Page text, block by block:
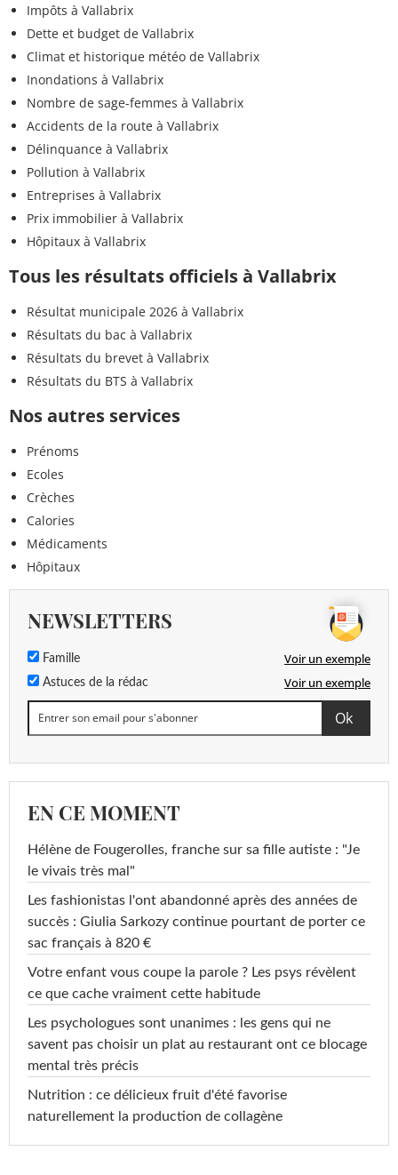
Impôts à Vallabrix
Dette et budget de Vallabrix
Climat et historique météo de Vallabrix
Inondations à Vallabrix
Nombre de sage-femmes à Vallabrix
Accidents de la route à Vallabrix
Délinquance à Vallabrix
Pollution à Vallabrix
Entreprises à Vallabrix
Prix immobilier à Vallabrix
Hôpitaux à Vallabrix
Tous les résultats officiels à Vallabrix
Résultat municipale 2026 à Vallabrix
Résultats du bac à Vallabrix
Résultats du brevet à Vallabrix
Résultats du BTS à Vallabrix
Nos autres services
Prénoms
Ecoles
Crèches
Calories
Médicaments
Hôpitaux
NEWSLETTERS
Famille Voir un exemple
Astuces de la rédac Voir un exemple
EN CE MOMENT
Hélène de Fougerolles, franche sur sa fille autiste : "Je
le vivais très mal"
Les fashionistas l'ont abandonné après des années de
succès : Giulia Sarkozy continue pourtant de porter ce
sac français à 820 €
Votre enfant vous coupe la parole ? Les psys révèlent
ce que cache vraiment cette habitude
Les psychologues sont unanimes : les gens qui ne
savent pas choisir un plat au restaurant ont ce blocage
mental très précis
Nutrition : ce délicieux fruit d'été favorise
naturellement la production de collagène